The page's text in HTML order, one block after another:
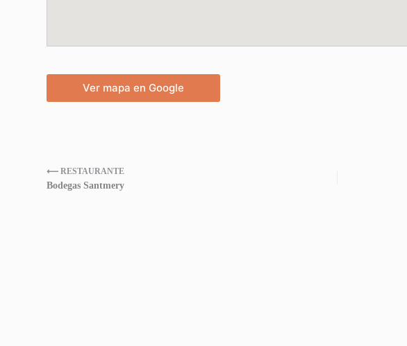
Ver mapa en Google
⟵ RESTAURANTE
Bodegas Santmery